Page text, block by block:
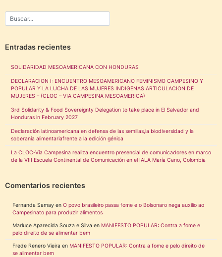
Entradas recientes
SOLIDARIDAD MESOAMERICANA CON HONDURAS
DECLARACION I: ENCUENTRO MESOAMERICANO FEMINISMO CAMPESINO Y
POPULAR Y LA LUCHA DE LAS MUJERES INDIGENAS ARTICULACION DE
MUJERES – (CLOC – VIA CAMPESINA MESOAMERICA)
3rd Solidarity & Food Sovereignty Delegation to take place in El Salvador and
Honduras in February 2027
Declaración latinoamericana en defensa de las semillas,la biodiversidad y la
soberanía alimentariafrente a la edición génica
La CLOC-Vía Campesina realiza encuentro presencial de comunicadores en marco
de la VIII Escuela Continental de Comunicación en el IALA María Cano, Colombia
Comentarios recientes
Fernanda Samay en O povo brasileiro passa fome e o Bolsonaro nega auxílio ao
Campesinato para produzir alimentos
Marluce Aparecida Souza e Silva en MANIFESTO POPULAR: Contra a fome e
pelo direito de se alimentar bem
Frede Renero Vieira en MANIFESTO POPULAR: Contra a fome e pelo direito de
se alimentar bem